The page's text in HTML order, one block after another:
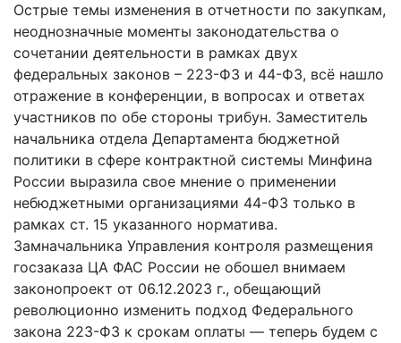
Острые темы изменения в отчетности по закупкам,
неоднозначные моменты законодательства о
сочетании деятельности в рамках двух
федеральных законов – 223-ФЗ и 44-ФЗ, всё нашло
отражение в конференции, в вопросах и ответах
участников по обе стороны трибун. Заместитель
начальника отдела Департамента бюджетной
политики в сфере контрактной системы Минфина
России выразила свое мнение о применении
небюджетными организациями 44-ФЗ только в
рамках ст. 15 указанного норматива.
Замначальника Управления контроля размещения
госзаказа ЦА ФАС России не обошел внимаем
законопроект от 06.12.2023 г., обещающий
революционно изменить подход Федерального
закона 223-ФЗ к срокам оплаты — теперь будем с